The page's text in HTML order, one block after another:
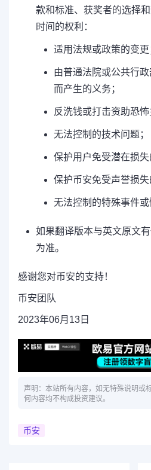
款和标准、获奖者的选择
时间的权利：
适用法规或政策的变更
由普通法院或公共行
而产生的义务；
反洗钱或打击资助恐怖
无法控制的技术问题；
保护用户免受潜在损失
保护币安免受声誉损失
无法控制的特殊事件或
如果翻译版本与英文原文
为准。
感谢您对币安的支持！
币安团队
2023年06月13日
声明：本站所有内容，如无特殊说明或
何内容均不构成投资建议。
币安